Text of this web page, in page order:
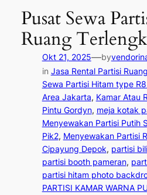
Pusat Sewa
Ruang
Okt 21, 2025—by
in Jasa Rental Partisi
Sewa Partisi Hitam type
Area Jakarta, Kamar Atau
Pintu Gordyn, meja kotak
Menyewakan Partisi Putih
Pik2, Menyewakan Partisi
Cipayung Depok, partisi
partisi booth pameran,
partisi hitam photo
PARTISI KAMAR WARNA